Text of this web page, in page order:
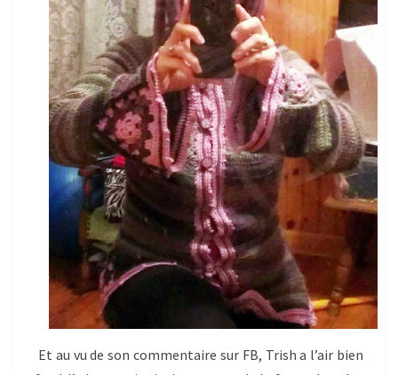
Et au vu de son commentaire sur FB, Trish a l’air bien